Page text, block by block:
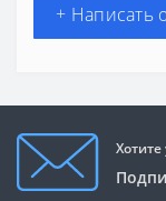
+ Написать